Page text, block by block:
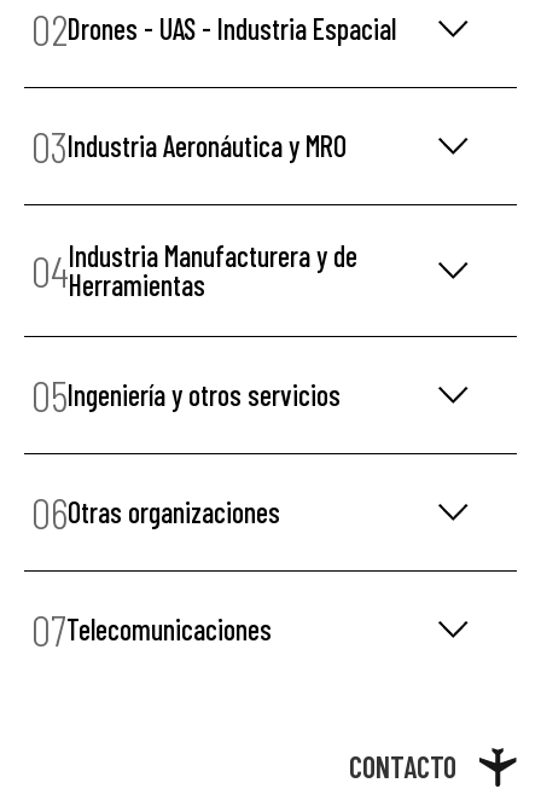
02Drones - UAS - Industria Espacial
03Industria Aeronáutica y MRO
04Industria Manufacturera y de
Herramientas
05Ingeniería y otros servicios
06Otras organizaciones
07Telecomunicaciones
CONTACTO